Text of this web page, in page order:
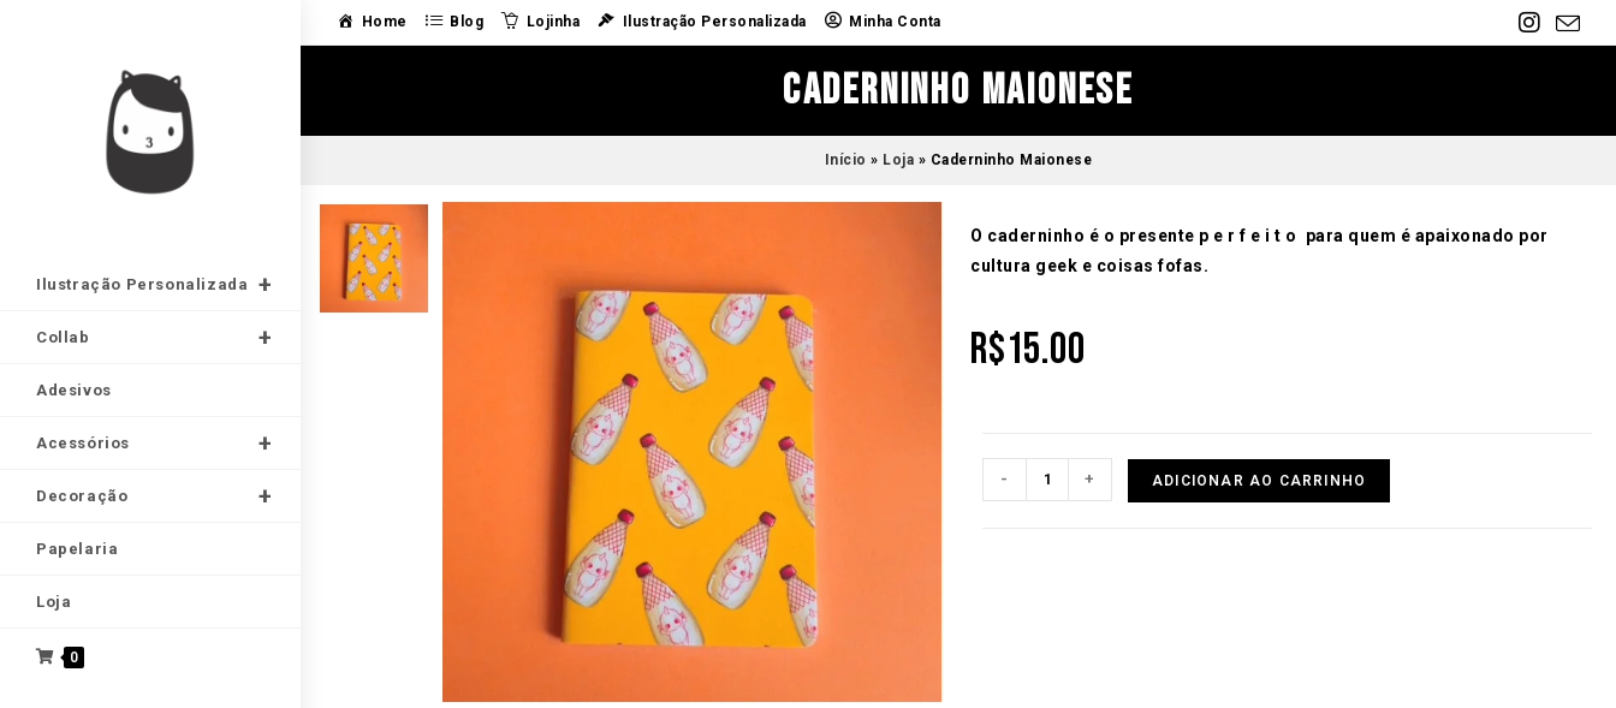
Home Blog Lojinha Ilustração Personalizada Minha Conta
Ilustração Personalizada
Collab
Adesivos
Acessórios
Decoração
Papelaria
Loja
0
Caderninho Maionese
Início » Loja » Caderninho Maionese
O caderninho é o presente p e r f e i t o para quem é apaixonado por
cultura geek e coisas fofas.
R$15.00
- + ADICIONAR AO CARRINHO